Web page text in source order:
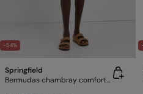
-54%
Springfield
Bermudas chambray comfort slim fit